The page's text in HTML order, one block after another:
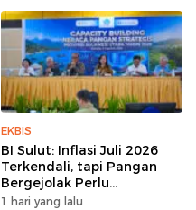
EKBIS
BI Sulut: Inflasi Juli 2026
Terkendali, tapi Pangan
Bergejolak Perlu
Diwaspadai
1 hari yang lalu